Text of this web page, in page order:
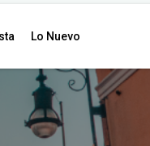
Lo Nuevo